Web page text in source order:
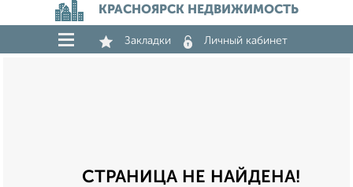
КРАСНОЯРСК НЕДВИЖИМОСТЬ
Закладки Личный кабинет
СТРАНИЦА НЕ НАЙДЕНА!